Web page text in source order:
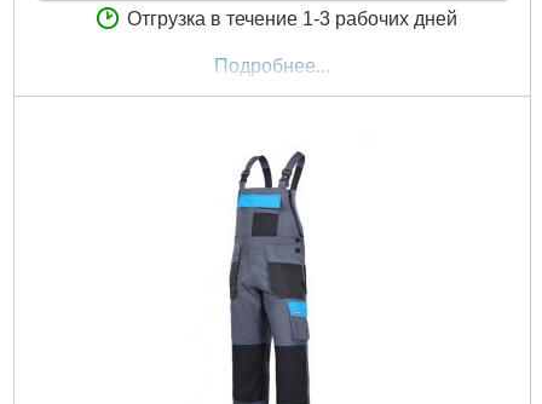
Отгрузка в течение 1-3 рабочих дней
Подробнее...